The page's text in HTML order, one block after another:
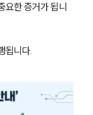
요한 증거가 됩니
됩니다.